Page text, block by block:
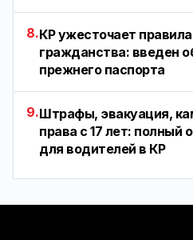
8.КР ужесточает
гражданства: введен
прежнего паспорта
9.Штрафы, эвакуация,
права с 17 лет: полный
для водителей в КР